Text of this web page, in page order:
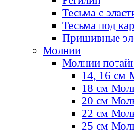
Тесьма с
Тесьма под
Пришивные
Молнии
Молнии
14, 16 см
18 см
20 см
22 см
25 см